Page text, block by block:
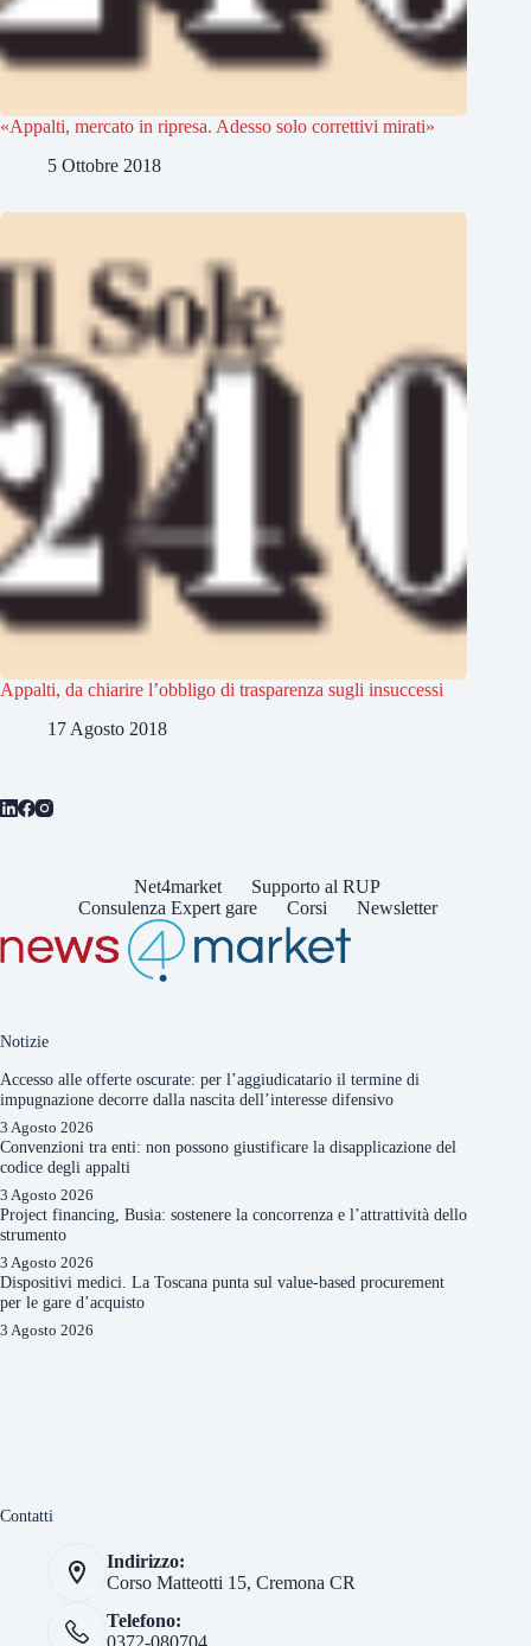
«Appalti, mercato in ripresa. Adesso solo correttivi mirati»
5 Ottobre 2018
Appalti, da chiarire l’obbligo di trasparenza sugli insuccessi
17 Agosto 2018
Net4market
Supporto al RUP
Consulenza Expert gare
Corsi Newsletter
Notizie
Accesso alle offerte oscurate: per l’aggiudicatario il termine di
impugnazione decorre dalla nascita dell’interesse difensivo
3 Agosto 2026
Convenzioni tra enti: non possono giustificare la disapplicazione del
codice degli appalti
3 Agosto 2026
Project financing, Busia: sostenere la concorrenza e l’attrattività dello
strumento
3 Agosto 2026
Dispositivi medici. La Toscana punta sul value-based procurement
per le gare d’acquisto
3 Agosto 2026
Contatti
Indirizzo:
Corso Matteotti 15, Cremona CR
Telefono:
0372-080704